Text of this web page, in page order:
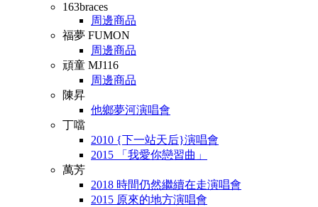
163braces
周邊商品
福夢 FUMON
周邊商品
頑童 MJ116
周邊商品
陳昇
他鄉夢河演唱會
丁噹
2010 {下一站天后}演唱會
2015 「我愛你戀習曲」
萬芳
2018 時間仍然繼續在走演唱會
2015 原來的地方演唱會